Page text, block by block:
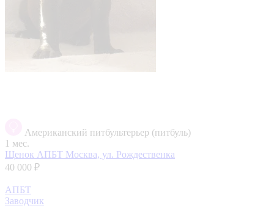
Американский питбультерьер (питбуль)
1 мес.
Щенок АПБТ Москва, ул. Рождественка
40 000 ₽
АПБТ
Заводчик